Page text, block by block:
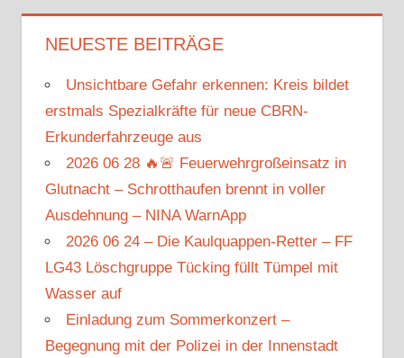
NEUESTE BEITRÄGE
Unsichtbare Gefahr erkennen: Kreis bildet
erstmals Spezialkräfte für neue CBRN-
Erkunderfahrzeuge aus
2026 06 28 🔥🚨 Feuerwehrgroßeinsatz in
Glutnacht – Schrotthaufen brennt in voller
Ausdehnung – NINA WarnApp
2026 06 24 – Die Kaulquappen-Retter – FF
LG43 Löschgruppe Tücking füllt Tümpel mit
Wasser auf
Einladung zum Sommerkonzert –
Begegnung mit der Polizei in der Innenstadt